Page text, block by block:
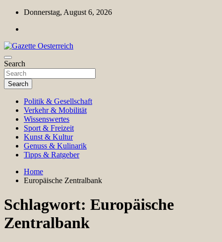
Skip
content
Donnerstag, August 6, 2026
Gazette Oesterreich
Magazin für Freizeit, Politik, Kultur & Wissenschaft
Search
Search
Politik & Gesellschaft
Verkehr & Mobilität
Wissenswertes
Sport & Freizeit
Kunst & Kultur
Genuss & Kulinarik
Tipps & Ratgeber
Home
Europäische Zentralbank
Schlagwort: Europäische
Zentralbank